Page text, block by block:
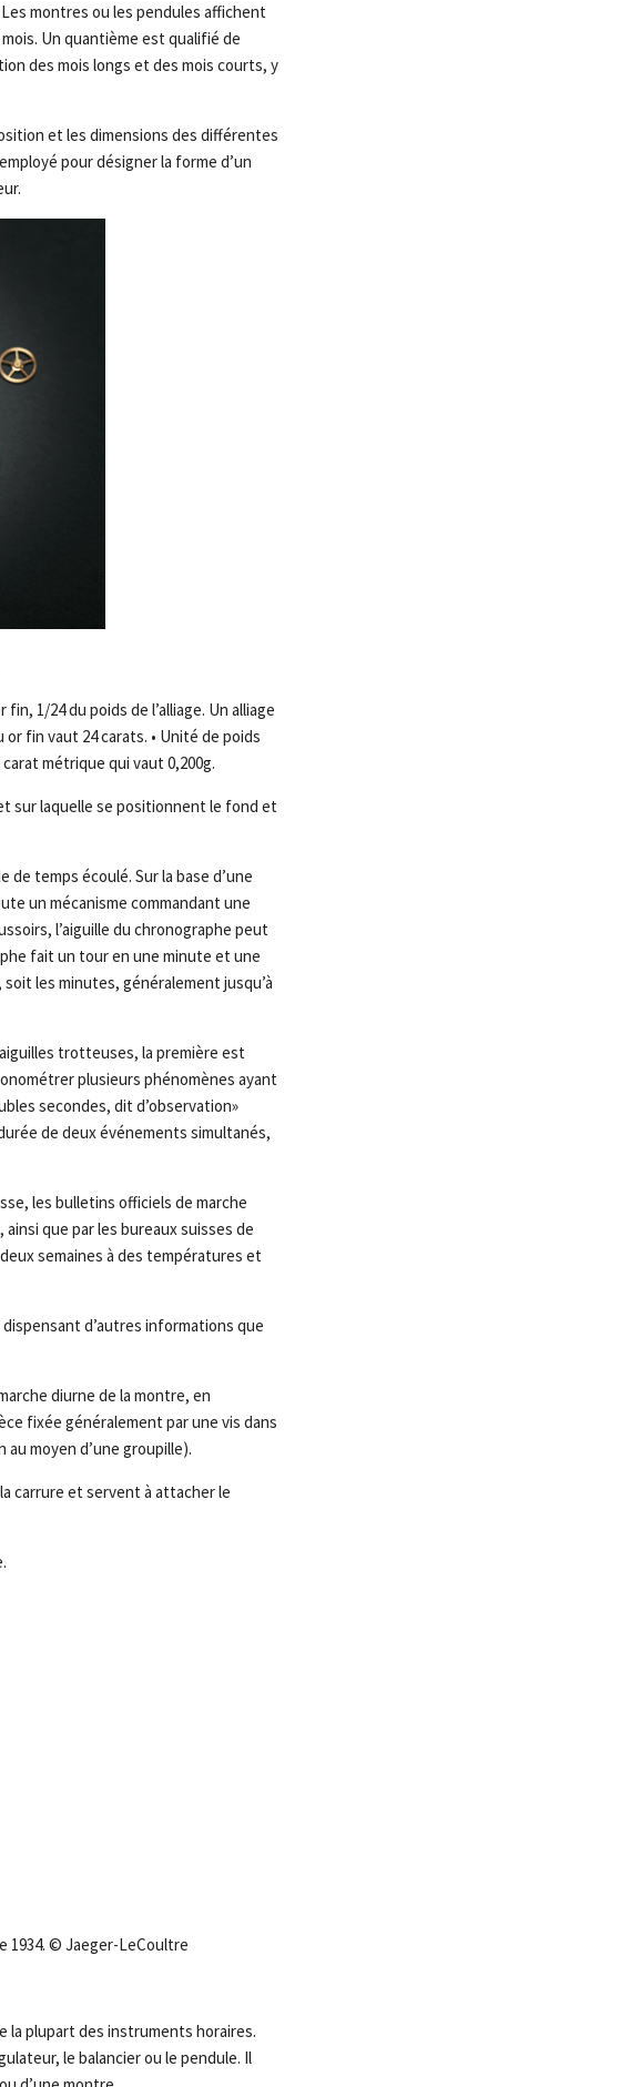
montres ou les pendules affichent
Un quantième est qualifié de
des mois longs et des mois courts, y
et les dimensions des différentes
pour désigner la forme d’un
1/24 du poids de l’alliage. Un alliage
fin vaut 24 carats. • Unité de poids
métrique qui vaut 0,200g.
sur laquelle se positionnent le fond et
temps écoulé. Sur la base d’une
un mécanisme commandant une
l’aiguille du chronographe peut
fait un tour en une minute et une
les minutes, généralement jusqu’à
trotteuses, la première est
plusieurs phénomènes ayant
secondes, dit d’observation»
de deux événements simultanés,
les bulletins officiels de marche
que par les bureaux suisses de
semaines à des températures et
d’autres informations que
diurne de la montre, en
fixée généralement par une vis dans
moyen d’une groupille).
carrure et servent à attacher le
1934. © Jaeger-LeCoultre
la plupart des instruments horaires.
le balancier ou le pendule. Il